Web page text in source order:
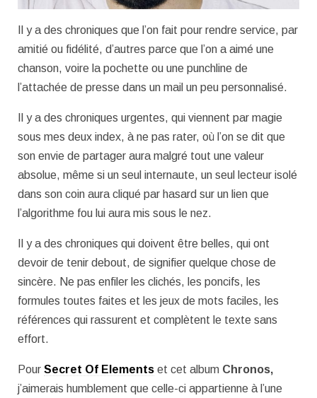
Il y a des chroniques que l’on fait pour rendre service, par
amitié ou fidélité, d’autres parce que l’on a aimé une
chanson, voire la pochette ou une punchline de
l’attachée de presse dans un mail un peu personnalisé.
Il y a des chroniques urgentes, qui viennent par magie
sous mes deux index, à ne pas rater, où l’on se dit que
son envie de partager aura malgré tout une valeur
absolue, même si un seul internaute, un seul lecteur isolé
dans son coin aura cliqué par hasard sur un lien que
l’algorithme fou lui aura mis sous le nez.
Il y a des chroniques qui doivent être belles, qui ont
devoir de tenir debout, de signifier quelque chose de
sincère. Ne pas enfiler les clichés, les poncifs, les
formules toutes faites et les jeux de mots faciles, les
références qui rassurent et complètent le texte sans
effort.
Pour Secret Of Elements et cet album Chronos,
j’aimerais humblement que celle-ci appartienne à l’une